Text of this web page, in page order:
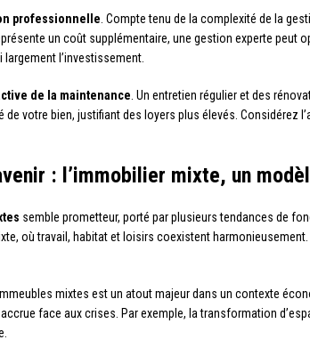
professionnelle . Compte tenu de la complexité de la
un coût supplémentaire, une gestion experte
l’investissement.
de la maintenance . Un entretien régulier et des
de votre bien, justifiant des loyers plus élevés.
: l’immobilier mixte, un
semble prometteur, porté par plusieurs tendances de
où travail, habitat et loisirs coexistent
mixtes est un atout majeur dans un contexte
face aux crises. Par exemple, la transformation